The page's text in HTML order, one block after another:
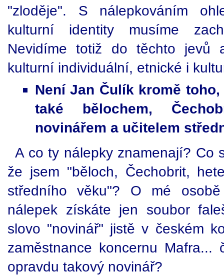
"zloděje". S nálepkováním
kulturní identity musíme
Nevidíme totiž do těchto jevů
kulturní individuální, etnické i
Není Jan Čulík kromě
také bělochem,
novinářem a učitelem
A co ty nálepky znamenají? Co
že jsem "běloch, Čechobrit,
středního věku"? O mé
nálepek získáte jen soubor
slovo "novinář" jistě v českém
zaměstnance koncernu
opravdu takový novinář?